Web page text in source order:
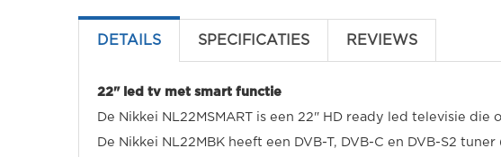
DETAILS SPECIFICATIES REVIEWS
22" led tv met smart functie
De Nikkei NL22MSMART is een 22" HD ready led televisie
De Nikkei NL22MBK heeft een DVB-T, DVB-C en DVB-S2